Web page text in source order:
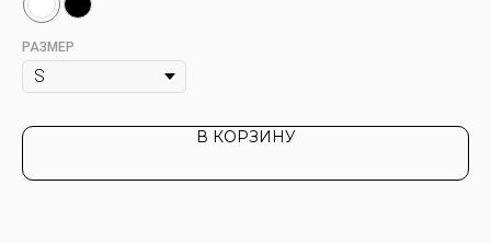
РАЗМЕР
В КОРЗИНУ